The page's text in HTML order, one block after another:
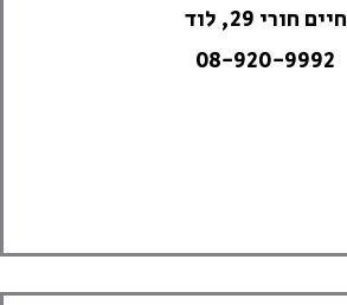
חיים חורי 29, לוד
08-920-9992